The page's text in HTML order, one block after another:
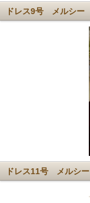
ドレス9号 メルシー
ドレス11号 メルシー